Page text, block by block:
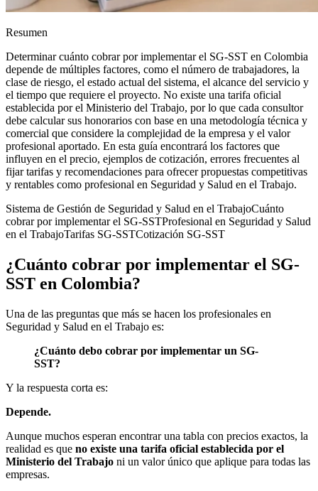
Resumen
Determinar cuánto cobrar por implementar el SG-SST en Colombia
depende de múltiples factores, como el número de trabajadores, la
clase de riesgo, el estado actual del sistema, el alcance del servicio y
el tiempo que requiere el proyecto. No existe una tarifa oficial
establecida por el Ministerio del Trabajo, por lo que cada consultor
debe calcular sus honorarios con base en una metodología técnica y
comercial que considere la complejidad de la empresa y el valor
profesional aportado. En esta guía encontrará los factores que
influyen en el precio, ejemplos de cotización, errores frecuentes al
fijar tarifas y recomendaciones para ofrecer propuestas competitivas
y rentables como profesional en Seguridad y Salud en el Trabajo.
Sistema de Gestión de Seguridad y Salud en el TrabajoCuánto
cobrar por implementar el SG-SSTProfesional en Seguridad y Salud
en el TrabajoTarifas SG-SSTCotización SG-SST
¿Cuánto cobrar por implementar el SG-
SST en Colombia?
Una de las preguntas que más se hacen los profesionales en
Seguridad y Salud en el Trabajo es:
¿Cuánto debo cobrar por implementar un SG-
SST?
Y la respuesta corta es:
Depende.
Aunque muchos esperan encontrar una tabla con precios exactos, la
realidad es que no existe una tarifa oficial establecida por el
Ministerio del Trabajo ni un valor único que aplique para todas las
empresas.